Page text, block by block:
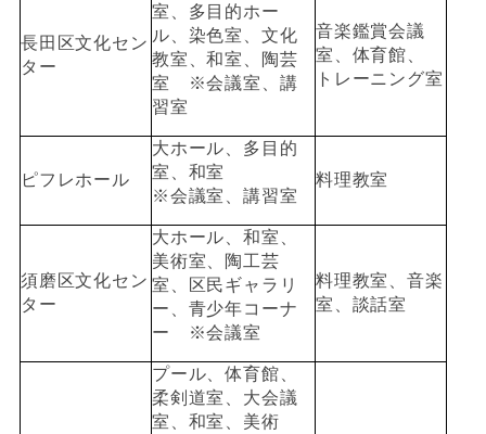
長田区文化セン
ター
室、多目的ホー
ル、染色室、文化
教室、和室、陶芸
室
※会議室、講
習室
音楽鑑賞会議
室、体育館、
トレーニング室
ピフレホール
大ホール、多目的
室、和室
※会議室、講習室
料理教室
須磨区文化セン
ター
大ホール、和室、
美術室、陶工芸
室、区民ギャラリ
ー、青少年コーナ
ー ※会議室
料理教室、音楽
室、談話室
プール、体育館、
柔剣道室、 大会議
室、和室、美術